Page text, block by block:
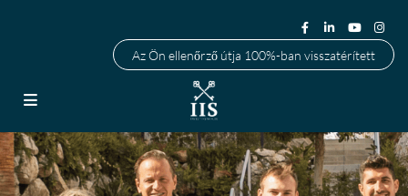
Az Ön ellenőrző útja 100%-ban visszatérített